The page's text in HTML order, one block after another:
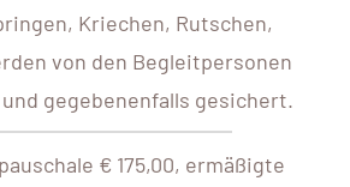
Kriechen, Rutschen,
von den Begleitpersonen
gegebenenfalls gesichert.
€ 175,00, ermäßigte